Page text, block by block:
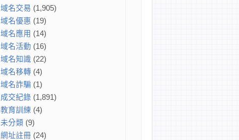
域名交易 (1,905)
域名優惠 (19)
域名應用 (14)
域名活動 (16)
域名知識 (22)
域名移轉 (4)
域名詐騙 (1)
成交紀錄 (1,891)
教育訓練 (4)
未分類 (9)
網址註冊 (24)